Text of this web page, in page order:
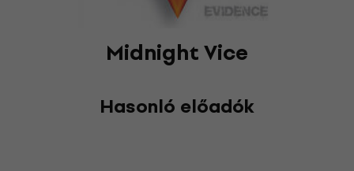
Midnight Vice
Hasonló előadók